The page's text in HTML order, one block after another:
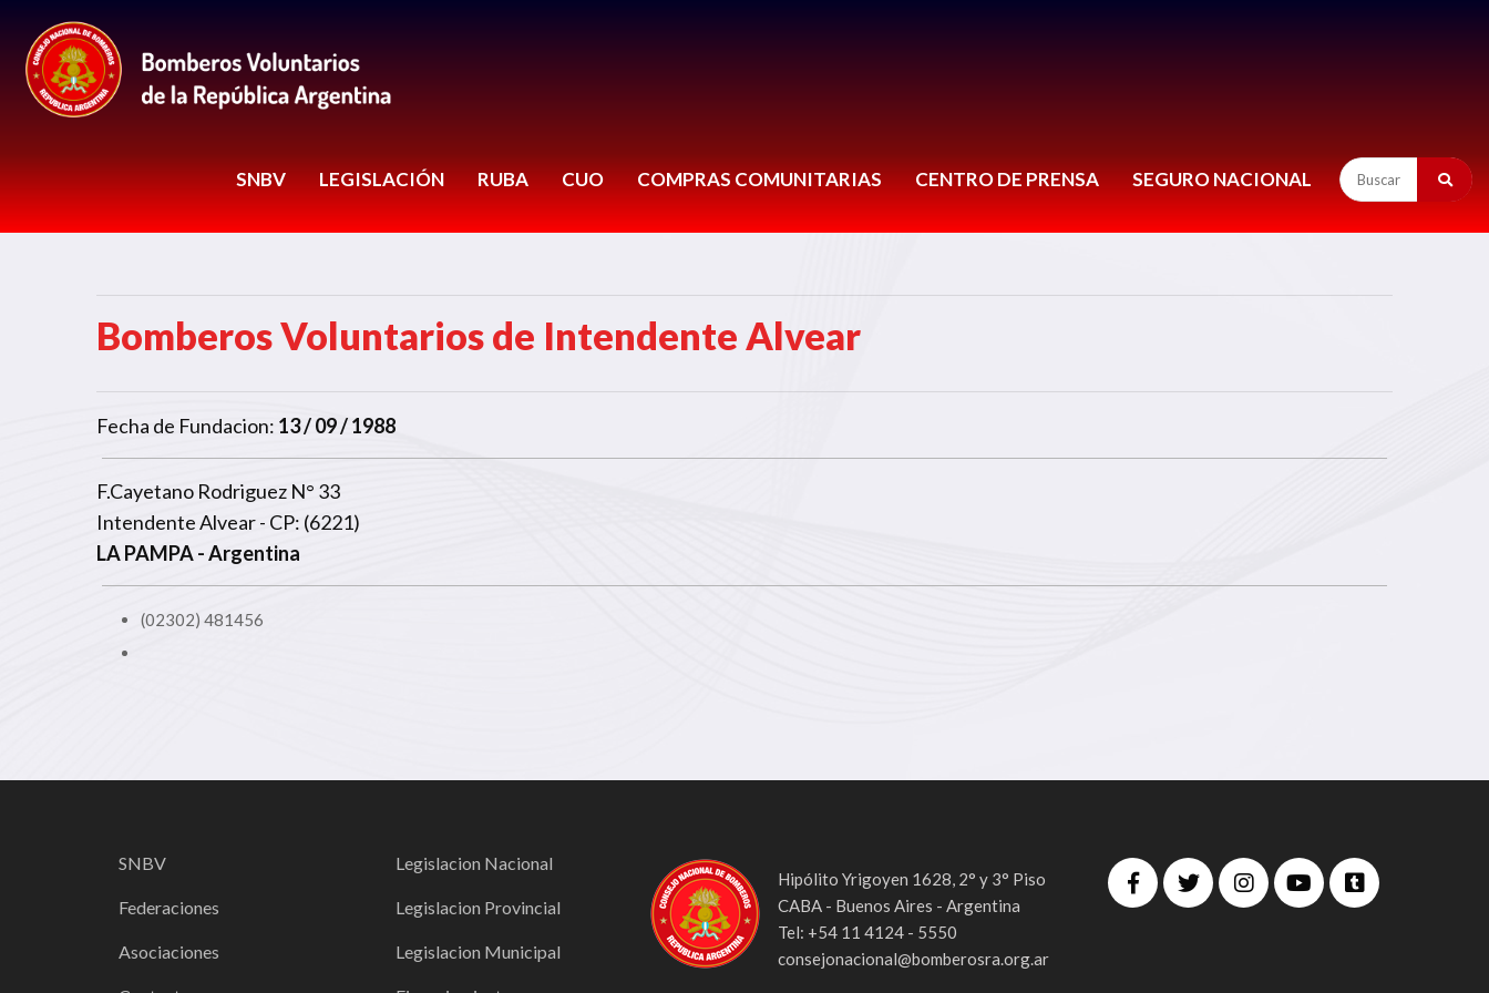
SNBV LEGISLACIÓN RUBA CUO COMPRAS COMUNITARIAS CENTRO DE PRENSA SEGURO NACIONAL
Bomberos Voluntarios de Intendente Alvear
Fecha de Fundacion: 13 / 09 / 1988
F.Cayetano Rodriguez N° 33
Intendente Alvear - CP: (6221)
LA PAMPA- Argentina
(02302) 481456
SNBV
Federaciones
Asociaciones
Legislacion Nacional
Legislacion Provincial
Legislacion Municipal
Hipólito Yrigoyen 1628, 2° y 3° Piso
CABA - Buenos Aires - Argentina
Tel: +54 11 4124 - 5550
consejonacional@bomberosra.org.ar